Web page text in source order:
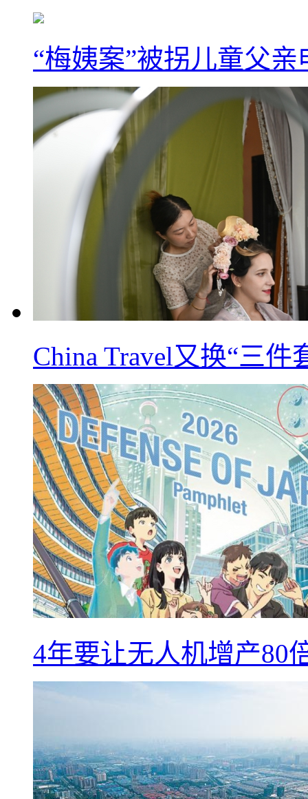
“梅姨案”被拐儿童父
China Travel又换“三
4年要让无人机增产80